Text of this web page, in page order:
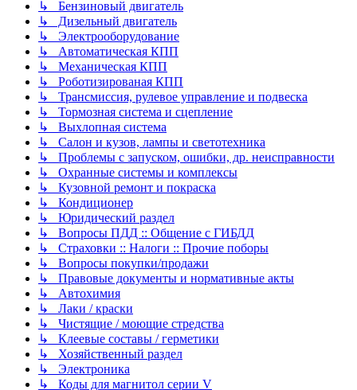
↳ Бензиновый двигатель
↳ Дизельный двигатель
↳ Электрооборудование
↳ Автоматическая КПП
↳ Механическая КПП
↳ Роботизированая КПП
↳ Трансмиссия, рулевое управление и подвеска
↳ Тормозная система и сцепление
↳ Выхлопная система
↳ Салон и кузов, лампы и светотехника
↳ Проблемы с запуском, ошибки, др. неисправности
↳ Охранные системы и комплексы
↳ Кузовной ремонт и покраска
↳ Кондиционер
↳ Юридический раздел
↳ Вопросы ПДД :: Общение с ГИБДД
↳ Страховки :: Налоги :: Прочие поборы
↳ Вопросы покупки/продажи
↳ Правовые документы и нормативные акты
↳ Автохимия
↳ Лаки / краски
↳ Чистящие / моющие стредства
↳ Клеевые составы / герметики
↳ Хозяйственный раздел
↳ Электроника
↳ Коды для магнитол серии V